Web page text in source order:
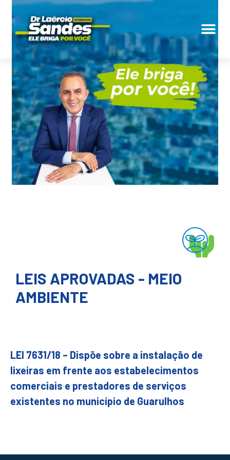
LEIS APROVADAS - MEIO
AMBIENTE
LEI 7631/18 – Dispõe sobre a instalação de
lixeiras em frente aos estabelecimentos
comerciais e prestadores de serviços
existentes no município de Guarulhos